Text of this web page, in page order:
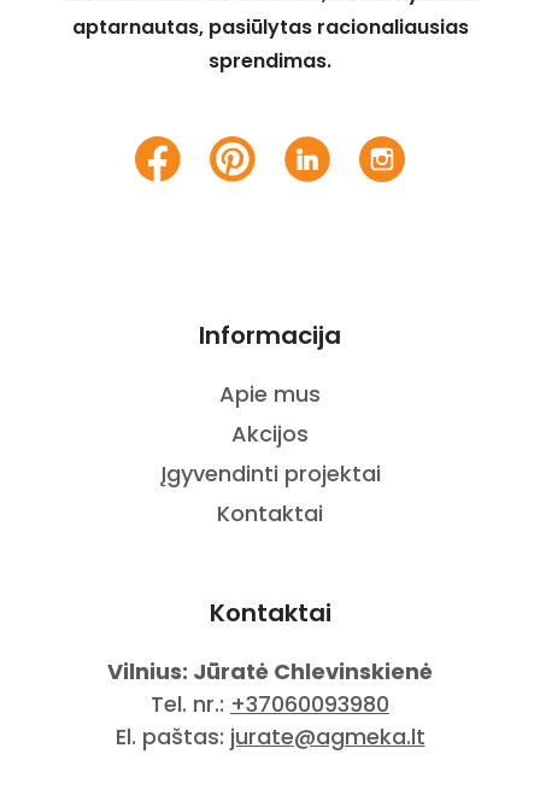
aptarnautas, pasiūlytas racionaliausias
sprendimas.
Informacija
Apie mus
Akcijos
Įgyvendinti projektai
Kontaktai
Kontaktai
Vilnius: Jūratė Chlevinskienė
Tel. nr.: +37060093980
El. paštas: jurate@agmeka.lt